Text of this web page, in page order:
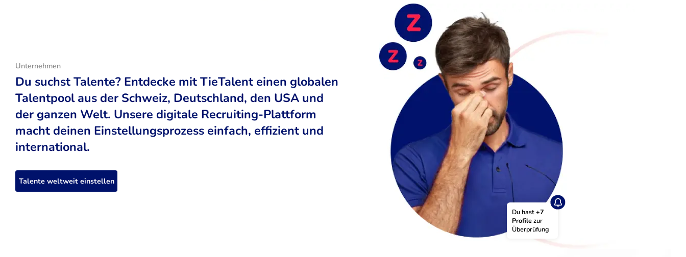
Du hast +7
Profile zur
Überprüfung
Unternehmen
Du suchst Talente? Entdecke mit TieTalent einen globalen
Talentpool aus der Schweiz, Deutschland, den USA und
der ganzen Welt. Unsere digitale Recruiting-Plattform
macht deinen Einstellungsprozess einfach, effizient und
international.
Talente weltweit einstellen